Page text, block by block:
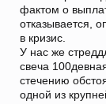
фактом о
отказывается,
в кризис.
У нас же
свеча
стечению
одной из